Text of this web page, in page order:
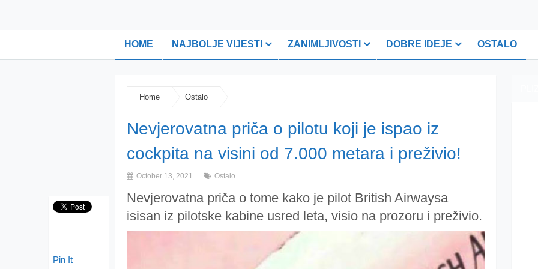
HOME NAJBOLJE VIJESTI ZANIMLJIVOSTI DOBRE IDEJE OSTALO
Home Ostalo
Nevjerovatna priča o pilotu koji je ispao iz
cockpita na visini od 7.000 metara i preživio!
October 13, 2021 Ostalo
Nevjerovatna priča o tome kako je pilot British Airwaysa
isisan iz pilotske kabine usred leta, visio na prozoru i preživio.
Pin It